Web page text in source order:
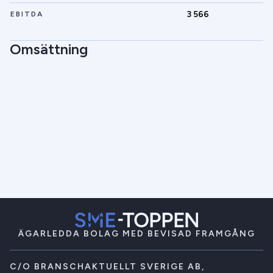
EBITDA 3 566
Omsättning
ÄGARLEDDA BOLAG MED BEVISAD FRAMGÅNG
C/O BRANSCHAKTUELLT SVERIGE AB,